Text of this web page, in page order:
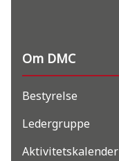
Om DMC
Bestyrelse
Ledergruppe
Aktivitetskalender